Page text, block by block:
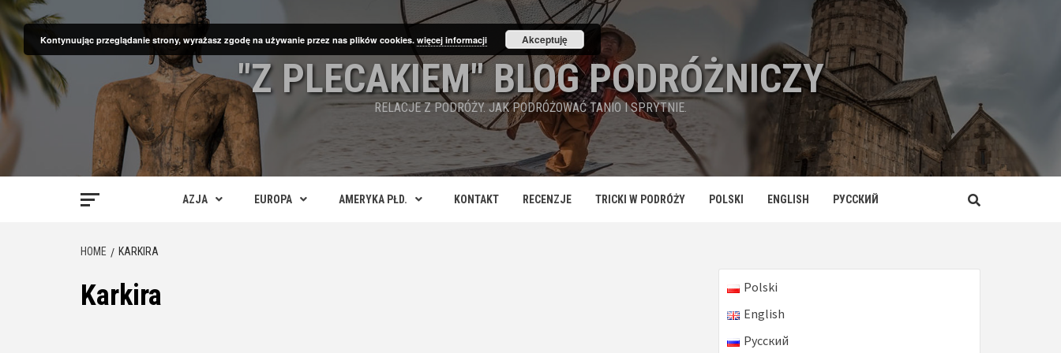
Skip
to
content
"Z PLECAKIEM" BLOG PODRÓŻNICZY
RELACJE Z PODRÓŻY. JAK PODRÓŻOWAĆ TANIO I SPRYTNIE.
AZJA EUROPA AMERYKA PŁD. KONTAKT RECENZJE TRICKI W PODRÓŻY POLSKI ENGLISH РУССКИЙ
HOME KARKIRA
Karkira
Polski
English
Русский
Kontynuując przeglądanie strony, wyrażasz zgodę na używanie przez nas plików cookies. więcej informacji Akceptuję